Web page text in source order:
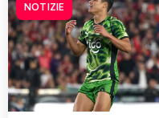
NOTIZIE